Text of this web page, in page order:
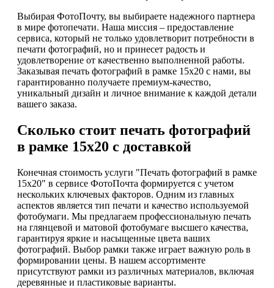
Выбирая ФотоПочту, вы выбираете надежного партнера
в мире фотопечати. Наша миссия – предоставление
сервиса, который не только удовлетворит потребности в
печати фотографий, но и принесет радость и
удовлетворение от качественно выполненной работы.
Заказывая печать фотографий в рамке 15х20 с нами, вы
гарантированно получаете премиум-качество,
уникальный дизайн и личное внимание к каждой детали
вашего заказа.
Сколько стоит печать фотографий
в рамке 15х20 с доставкой
Конечная стоимость услуги "Печать фотографий в рамке
15х20" в сервисе ФотоПочта формируется с учетом
нескольких ключевых факторов. Одним из главных
аспектов является тип печати и качество используемой
фотобумаги. Мы предлагаем профессиональную печать
на глянцевой и матовой фотобумаге высшего качества,
гарантируя яркие и насыщенные цвета ваших
фотографий. Выбор рамки также играет важную роль в
формировании цены. В нашем ассортименте
присутствуют рамки из различных материалов, включая
деревянные и пластиковые варианты.